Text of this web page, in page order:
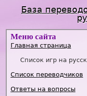
База
Меню сайта
Главная страница
Список игр на
Список переводчиков
Ответы на вопросы